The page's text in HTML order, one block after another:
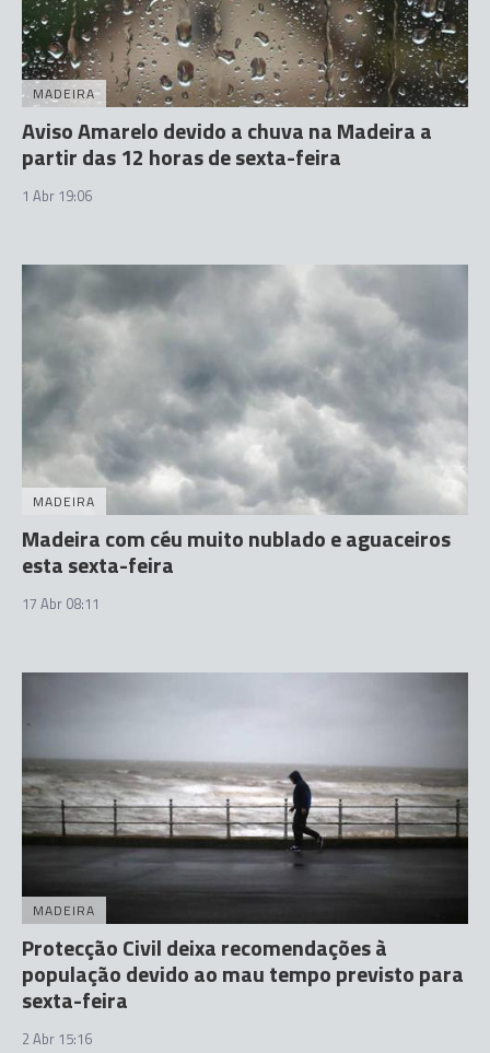
MADEIRA
Aviso Amarelo devido a chuva na Madeira a
partir das 12 horas de sexta-feira
1 Abr 19:06
MADEIRA
Madeira com céu muito nublado e aguaceiros
esta sexta-feira
17 Abr 08:11
MADEIRA
Protecção Civil deixa recomendações à
população devido ao mau tempo previsto para
sexta-feira
2 Abr 15:16